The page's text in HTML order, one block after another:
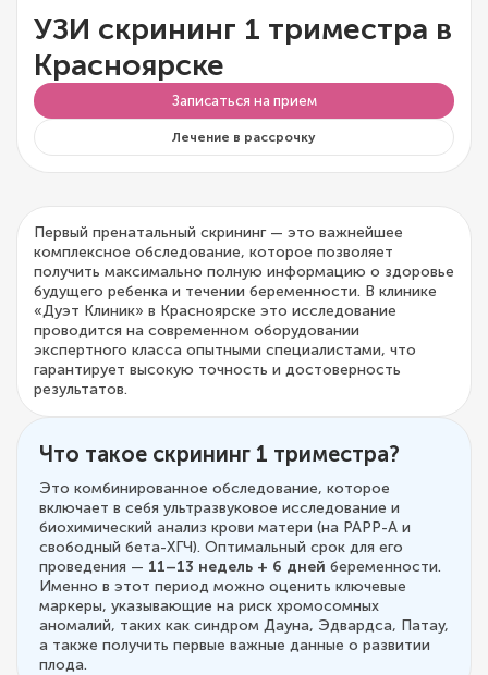
УЗИ скрининг 1 триместра в
Красноярске
Записаться на прием
Лечение в рассрочку
Первый пренатальный скрининг — это важнейшее
комплексное обследование, которое позволяет
получить максимально полную информацию о здоровье
будущего ребенка и течении беременности. В клинике
«Дуэт Клиник» в Красноярске это исследование
проводится на современном оборудовании
экспертного класса опытными специалистами, что
гарантирует высокую точность и достоверность
результатов.
Что такое скрининг 1 триместра?
Это комбинированное обследование, которое
включает в себя ультразвуковое исследование и
биохимический анализ крови матери (на PAPP-A и
свободный бета-ХГЧ). Оптимальный срок для его
проведения — 11–13 недель + 6 дней беременности.
Именно в этот период можно оценить ключевые
маркеры, указывающие на риск хромосомных
аномалий, таких как синдром Дауна, Эдвардса, Патау,
а также получить первые важные данные о развитии
плода.